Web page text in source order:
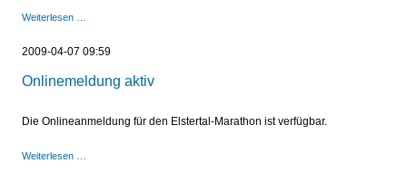
Weiterlesen …
Lauf
Jedermann
Online
2009-04-07 09:59
Onlinemeldung aktiv
Die Onlineanmeldung für den Elstertal-Marathon ist verfügbar.
Weiterlesen …